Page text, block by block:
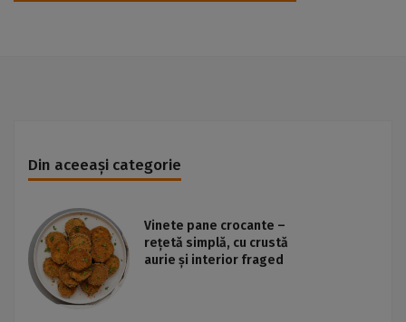
Din aceeași categorie
Vinete pane crocante –
rețetă simplă, cu crustă
aurie și interior fraged